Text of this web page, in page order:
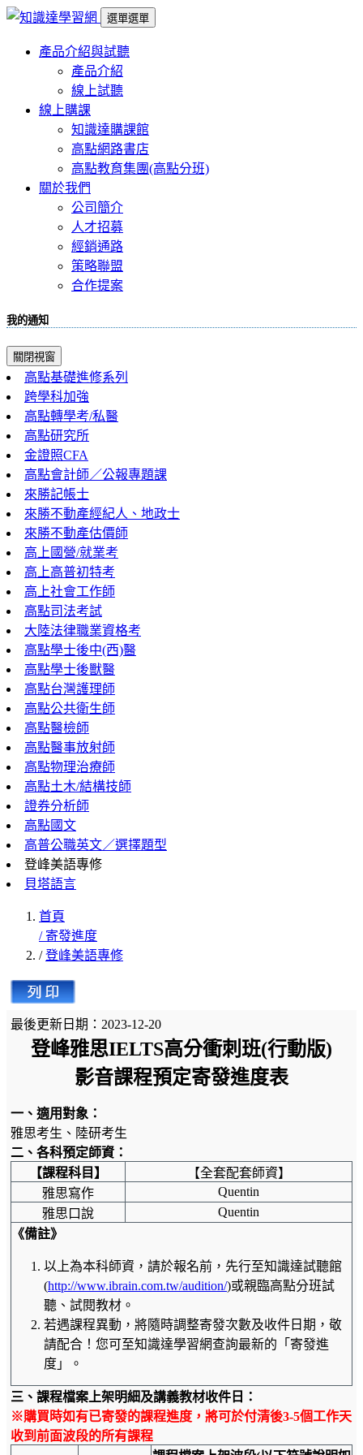
選單選單
產品介紹與試聽
產品介紹
線上試聽
線上購課
知識達購課館
高點網路書店
高點教育集團(高點分班)
關於我們
公司簡介
人才招募
經銷通路
策略聯盟
合作提案
我的通知
關閉視窗
高點基礎進修系列
跨學科加強
高點轉學考/私醫
高點研究所
金證照CFA
高點會計師／公報專題課
來勝記帳士
來勝不動產經紀人、地政士
來勝不動產估價師
高上國營/就業考
高上高普初特考
高上社會工作師
高點司法考試
大陸法律職業資格考
高點學士後中(西)醫
高點學士後獸醫
高點台灣護理師
高點公共衛生師
高點醫檢師
高點醫事放射師
高點物理治療師
高點土木/結構技師
證券分析師
高點國文
高普公職英文／選擇題型
登峰美語專修
貝塔語言
首頁
/ 寄發進度
/登峰美語專修
最後更新日期：2023-12-20
登峰雅思IELTS高分衝刺班(行動版)
影音課程預定寄發進度表
一、 適用對象：
雅思考生、陸研考生
二、 各科預定師資：
【課程科目】
【全套配套師資】
雅思寫作
Quentin
雅思口說
Quentin
《備註》
以上為本科師資，請於報名前，先行至知識達試聽館
(http://www.ibrain.com.tw/audition/)或親臨高點分班試
聽、試閱教材。
若遇課程異動，將隨時調整寄發次數及收件日期，敬
請配合！您可至知識達學習網查詢最新的「寄發進
度」。
三、 課程檔案上架明細及講義教材收件日：
※購買時如有已寄發的課程進度，將可於付清後3-5個工作天
收到前面波段的所有課程